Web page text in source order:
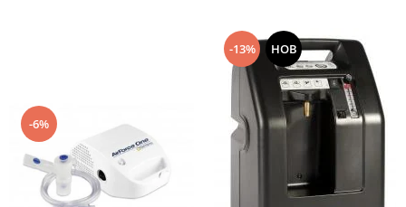
-6%
-13% НОВ